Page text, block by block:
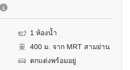
1 ห้องน้ำ
400 ม. จาก MRT สามย่าน
ตกแต่งพร้อมอยู่